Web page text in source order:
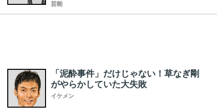
芸能
「泥酔事件」だけじゃない！草なぎ剛
がやらかしていた大失敗
イケメン